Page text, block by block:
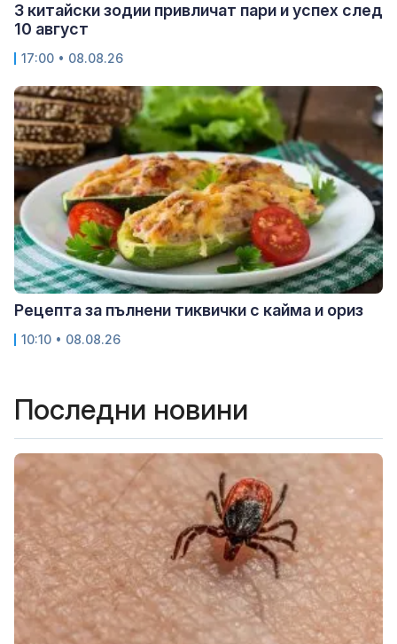
3 китайски зодии привличат пари и успех след
10 август
17:00 • 08.08.26
Рецепта за пълнени тиквички с кайма и ориз
10:10 • 08.08.26
Последни новини